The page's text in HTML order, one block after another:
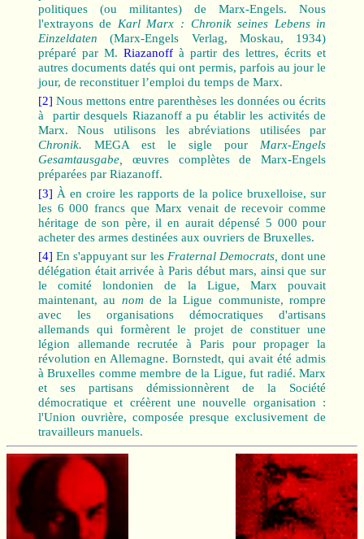
politiques (ou militantes) de Marx-Engels. Nous
l'extrayons de Karl Marx : Chronik seines Lebens in
Einzeldaten (Marx-Engels Verlag, Moskau, 1934)
préparé par M. Riazanoffà partir des lettres, écrits et
autres documents datés qui ont permis, parfois au jour le
jour, de reconstituer l’emploi du temps de Marx.
[2] Nous mettons entre parenthèses les données ou écrits
à partir desquels Riazanoff a pu établir les activités de
Marx. Nous utilisons les abréviations utilisées par
Chronik. MEGA est le sigle pourMarx-Engels
Gesamtausgabe, œuvres complètes de Marx-Engels
préparées par Riazanoff.
[3] À en croire les rapports de la police bruxelloise, sur
les 6 000 francs que Marx venait de recevoir comme
héritage de son père, il en aurait dépensé 5 000 pour
acheter des armes destinées aux ouvriers de Bruxelles.
[4] En s'appuyant sur les Fraternal Democrats, dont une
délégation était arrivée à Paris début mars, ainsi que sur
le comité londonien de la Ligue, Marx pouvait
maintenant, au nom de la Ligue communiste, rompre
avec les organisations démocratiques d'artisans
allemands qui formèrent le projet de constituer une
légion allemande recrutée à Paris pour propager la
révolution en Allemagne. Bornstedt, qui avait été admis
à Bruxelles comme membre de la Ligue, fut radié. Marx
et ses partisans démissionnèrent de la Société
démocratique et créèrent une nouvelle organisation :
l'Union ouvrière, composée presque exclusivement de
travailleurs manuels.